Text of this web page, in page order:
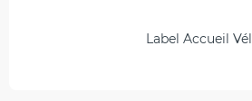
Label Accueil